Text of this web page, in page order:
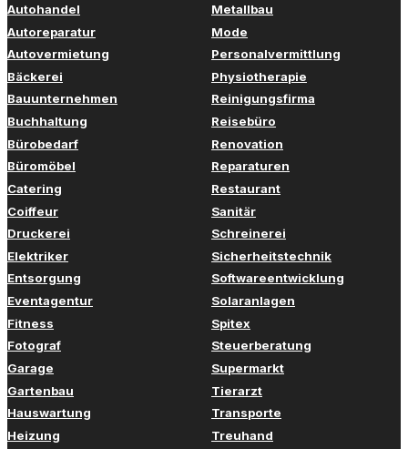
Autohandel
Autoreparatur
Autovermietung
Bäckerei
Bauunternehmen
Buchhaltung
Bürobedarf
Büromöbel
Catering
Coiffeur
Druckerei
Elektriker
Entsorgung
Eventagentur
Fitness
Fotograf
Garage
Gartenbau
Hauswartung
Heizung
Metallbau
Mode
Personalvermittlung
Physiotherapie
Reinigungsfirma
Reisebüro
Renovation
Reparaturen
Restaurant
Sanitär
Schreinerei
Sicherheitstechnik
Softwareentwicklung
Solaranlagen
Spitex
Steuerberatung
Supermarkt
Tierarzt
Transporte
Treuhand